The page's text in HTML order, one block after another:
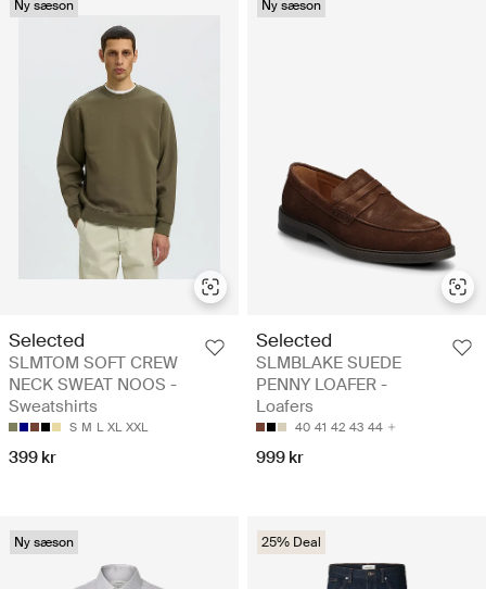
Ny sæson
Selected
SLMTOM SOFT CREW
NECK SWEAT NOOS -
Sweatshirts
S M L XL XXL
399 kr
Ny sæson
Selected
SLMBLAKE SUEDE
PENNY LOAFER -
Loafers
40 41 42 43 44
999 kr
Ny sæson 25% Deal